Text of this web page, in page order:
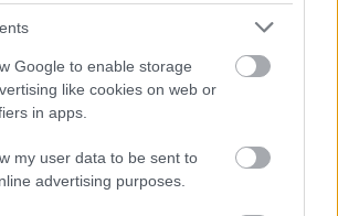
Google to enable storage
like cookies on web or
in apps.
my user data to be sent to
advertising purposes.
αναπληρωτών:
προσωρινά αποτελέσματα
2026)